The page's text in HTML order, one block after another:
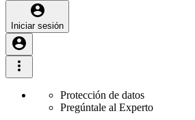
Iniciar sesión
Protección de datos
Pregúntale al Experto